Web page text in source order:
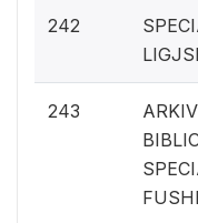
242
243